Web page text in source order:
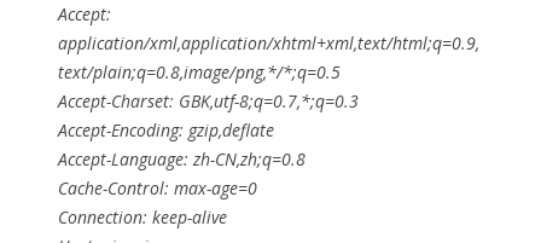
Accept:
application/xml,application/xhtml+xml,text/html;q=0.9,
text/plain;q=0.8,image/png,*/*;q=0.5
Accept-Charset: GBK,utf-8;q=0.7,*;q=0.3
Accept-Encoding: gzip,deflate
Accept-Language: zh-CN,zh;q=0.8
Cache-Control: max-age=0
Connection: keep-alive